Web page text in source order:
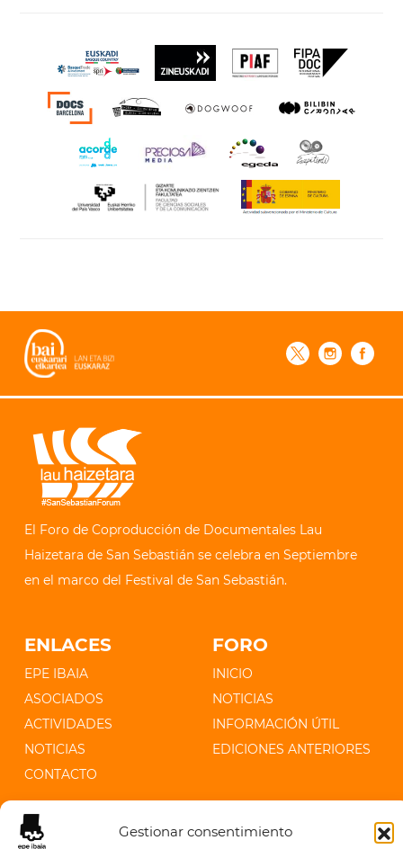
Gestionar consentimiento
El Foro de Coproducción de Documentales Lau
Haizetara de San Sebastián se celebra en Septiembre
en el marco del Festival de San Sebastián.
ENLACES
EPE IBAIA
ASOCIADOS
ACTIVIDADES
NOTICIAS
CONTACTO
FORO
INICIO
NOTICIAS
INFORMACIÓN ÚTIL
EDICIONES ANTERIORES
CONTACTO